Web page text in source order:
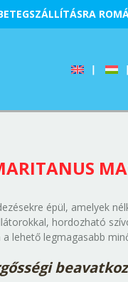
épül, amelyek
hordozható
lehető legmagasabb